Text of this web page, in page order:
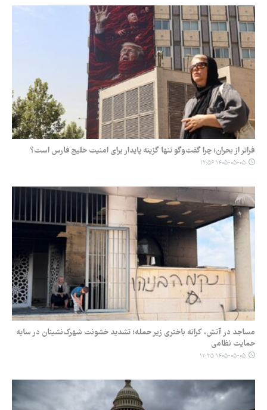
فراتر از بحران؛ چرا گفت‌وگو تنها گزینه پایدار برای امنیت خلیج فارس است؟
۱۴۰۵-۰۵-۰۵ ۱۲:۵۶
مساجد در آتش، کرانه باختری زیر حمله؛ تشدید خشونت شهرک‌نشینان در سایه
حمایت نظامی
۱۴۰۵-۰۵-۰۵ ۱۲:۳۵